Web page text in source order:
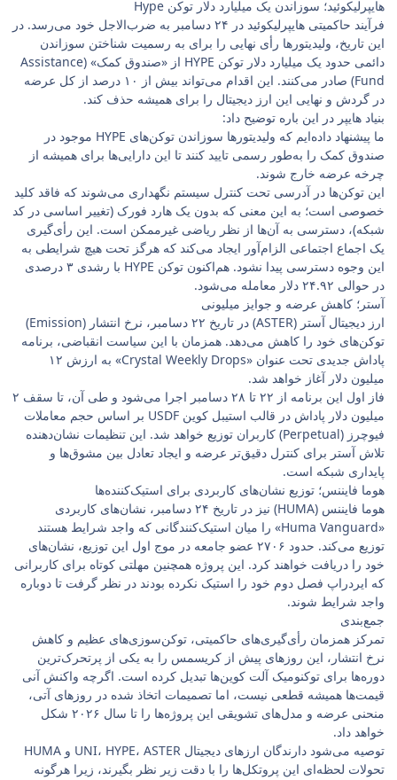
هایپرلیکوئید؛ سوزاندن یک میلیارد دلار توکن Hype
فرآیند حاکمیتی هایپرلیکوئید در ۲۴ دسامبر به ضرب‌الاجل خود می‌رسد. در
این تاریخ، ولیدیتورها رأی نهایی را برای به رسمیت شناختن سوزاندن
دائمی حدود یک میلیارد دلار توکن HYPE از «صندوق کمک» (Assistance
Fund) صادر می‌کنند. این اقدام می‌تواند بیش از ۱۰ درصد از کل عرضه
در گردش و نهایی این ارز دیجیتال را برای همیشه حذف کند.
بنیاد هایپر در این باره توضیح داد:
ما پیشنهاد داده‌ایم که ولیدیتورها سوزاندن توکن‌های HYPE موجود در
صندوق کمک را به‌طور رسمی تایید کنند تا این دارایی‌ها برای همیشه از
چرخه عرضه خارج شوند.
این توکن‌ها در آدرسی تحت کنترل سیستم نگهداری می‌شوند که فاقد کلید
خصوصی است؛ به این معنی که بدون یک هارد فورک (تغییر اساسی در کد
شبکه)، دسترسی به آن‌ها از نظر ریاضی غیرممکن است. این رأی‌گیری
یک اجماع اجتماعی الزام‌آور ایجاد می‌کند که هرگز تحت هیچ شرایطی به
این وجوه دسترسی پیدا نشود. هم‌اکنون توکن HYPE با رشدی ۳ درصدی
در حوالی ۲۴.۹۲ دلار معامله می‌شود.
آستر؛ کاهش عرضه و جوایز میلیونی
ارز دیجیتال آستر (ASTER) در تاریخ ۲۲ دسامبر، نرخ انتشار (Emission)
توکن‌های خود را کاهش می‌دهد. همزمان با این سیاست انقباضی، برنامه
پاداش جدیدی تحت عنوان «Crystal Weekly Drops» به ارزش ۱۲
میلیون دلار آغاز خواهد شد.
فاز اول این برنامه از ۲۲ تا ۲۸ دسامبر اجرا می‌شود و طی آن، تا سقف ۲
میلیون دلار پاداش در قالب استیبل کوین USDF بر اساس حجم معاملات
فیوچرز (Perpetual) کاربران توزیع خواهد شد. این تنظیمات نشان‌دهنده
تلاش آستر برای کنترل دقیق‌تر عرضه و ایجاد تعادل بین مشوق‌ها و
پایداری شبکه است.
هوما فایننس؛ توزیع نشان‌های کاربردی برای استیک‌کننده‌ها
هوما فایننس (HUMA) نیز در تاریخ ۲۴ دسامبر، نشان‌های کاربردی
«Huma Vanguard» را میان استیک‌کنندگانی که واجد شرایط هستند
توزیع می‌کند. حدود ۲۷۰۶ عضو جامعه در موج اول این توزیع، نشان‌های
خود را دریافت خواهند کرد. این پروژه همچنین مهلتی کوتاه برای کاربرانی
که ایردراپ فصل دوم خود را استیک نکرده بودند در نظر گرفت تا دوباره
واجد شرایط شوند.
جمع‌بندی
تمرکز همزمان رأی‌گیری‌های حاکمیتی، توکن‌سوزی‌های عظیم و کاهش
نرخ انتشار، این روزهای پیش از کریسمس را به یکی از پرتحرک‌ترین
دوره‌ها برای توکنومیک آلت کوین‌ها تبدیل کرده است. اگرچه واکنش آنی
قیمت‌ها همیشه قطعی نیست، اما تصمیمات اتخاذ شده در روزهای آتی،
منحنی عرضه و مدل‌های تشویقی این پروژه‌ها را تا سال ۲۰۲۶ شکل
خواهد داد.
توصیه می‌شود دارندگان ارزهای دیجیتال UNI، HYPE، ASTER و HUMA
تحولات لحظه‌ای این پروتکل‌ها را با دقت زیر نظر بگیرند، زیرا هرگونه